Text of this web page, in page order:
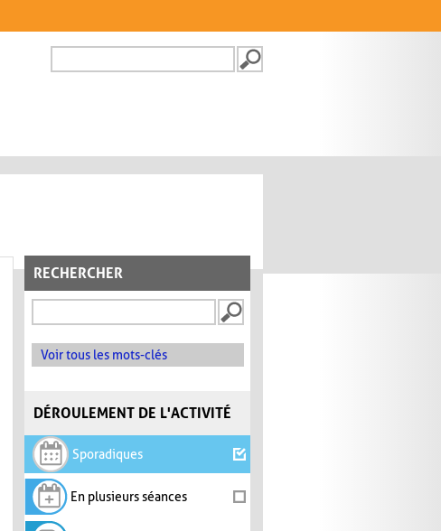
FORMULAIRE DE
RECHERCHER
Voir tous les mots-clés
DÉROULEMENT DE L'ACTIVITÉ
Sporadiques
En plusieurs séances